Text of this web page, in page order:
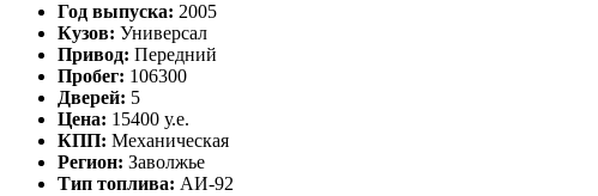
Год выпуска: 2005
Кузов: Универсал
Привод: Передний
Пробег: 106300
Дверей: 5
Цена: 15400 у.е.
КПП: Механическая
Регион: Заволжье
Тип топлива: АИ-92